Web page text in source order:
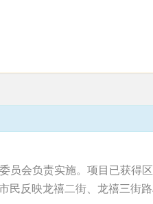
员会负责实施。项目已获得
民反映龙禧二街、龙禧三街